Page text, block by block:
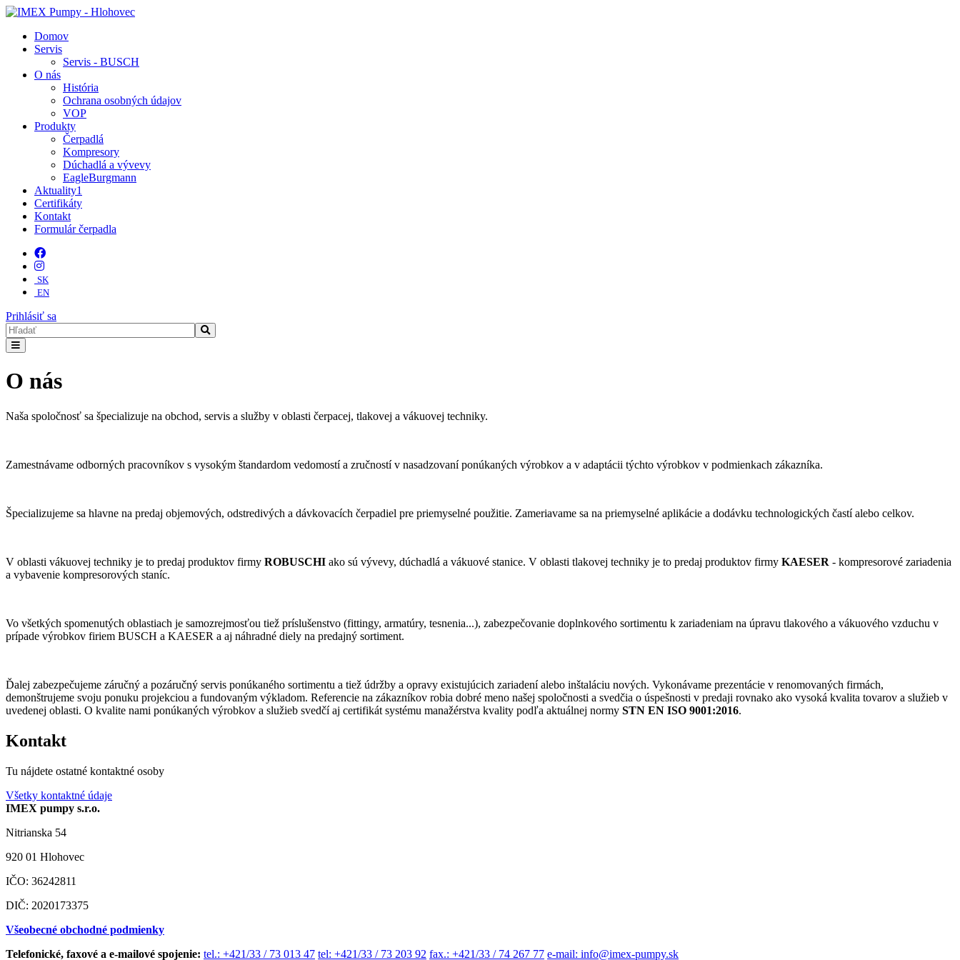
Domov
Servis
Servis - BUSCH
O nás
História
Ochrana osobných údajov
VOP
Produkty
Čerpadlá
Kompresory
Dúchadlá a vývevy
EagleBurgmann
Aktuality1
Certifikáty
Kontakt
Formulár čerpadla
SK
EN
Prihlásiť sa
O nás
Naša spoločnosť sa špecializuje na obchod, servis a služby v oblasti čerpacej, tlakovej a vákuovej techniky.
Zamestnávame odborných pracovníkov s vysokým štandardom vedomostí a zručností v nasadzovaní ponúkaných výrobkov a v adaptácii týchto výrobkov v podmienkach zákazníka.
Špecializujeme sa hlavne na predaj objemových, odstredivých a dávkovacích čerpadiel pre priemyselné použitie. Zameriavame sa na priemyselné aplikácie a dodávku technologických častí alebo celkov.
V oblasti vákuovej techniky je to predaj produktov firmy ROBUSCHI ako sú vývevy, dúchadlá a vákuové stanice. V oblasti tlakovej techniky je to predaj produktov firmy KAESER - kompresorové zariadenia
a vybavenie kompresorových staníc.
Vo všetkých spomenutých oblastiach je samozrejmosťou tiež príslušenstvo (fittingy, armatúry, tesnenia...), zabezpečovanie doplnkového sortimentu k zariadeniam na úpravu tlakového a vákuového vzduchu v
prípade výrobkov firiem BUSCH a KAESER a aj náhradné diely na predajný sortiment.
Ďalej zabezpečujeme záručný a pozáručný servis ponúkaného sortimentu a tiež údržby a opravy existujúcich zariadení alebo inštaláciu nových. Vykonávame prezentácie v renomovaných firmách,
demonštrujeme svoju ponuku projekciou a fundovaným výkladom. Referencie na zákazníkov robia dobré meno našej spoločnosti a svedčia o úspešnosti v predaji rovnako ako vysoká kvalita tovarov a služieb v
uvedenej oblasti. O kvalite nami ponúkaných výrobkov a služieb svedčí aj certifikát systému manažérstva kvality podľa aktuálnej normy STN EN ISO 9001:2016.
Kontakt
Tu nájdete ostatné kontaktné osoby
Všetky kontaktné údaje
IMEX pumpy s.r.o.
Nitrianska 54
920 01 Hlohovec
IČO: 36242811
DIČ: 2020173375
Všeobecné obchodné podmienky
Telefonické, faxové a e-mailové spojenie: tel.: +421/33 / 73 013 47 tel: +421/33 / 73 203 92 fax.: +421/33 / 74 267 77 e-mail: info@imex-pumpy.sk